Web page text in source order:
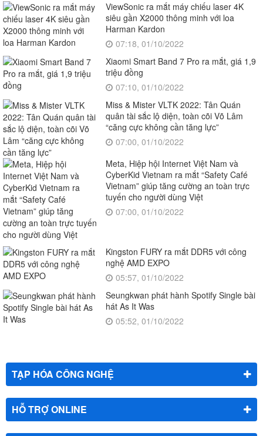
ViewSonic ra mắt máy chiếu laser 4K
siêu gần X2000 thông minh với loa
Harman Kardon
07:18, 01/10/2022
Xiaomi Smart Band 7 Pro ra mắt, giá 1,9
triệu đồng
07:10, 01/10/2022
Miss & Mister VLTK 2022: Tân Quán
quân tài sắc lộ diện, toàn cõi Võ Lâm
“căng cực không cần tăng lực”
07:00, 01/10/2022
Meta, Hiệp hội Internet Việt Nam và
CyberKid Vietnam ra mắt “Safety Café
Vietnam” giúp tăng cường an toàn trực
tuyến cho người dùng Việt
07:00, 01/10/2022
Kingston FURY ra mắt DDR5 với công
nghệ AMD EXPO
05:57, 01/10/2022
Seungkwan phát hành Spotify Single bài
hát As It Was
05:52, 01/10/2022
TẠP HÓA CÔNG NGHỆ
HỖ TRỢ ONLINE